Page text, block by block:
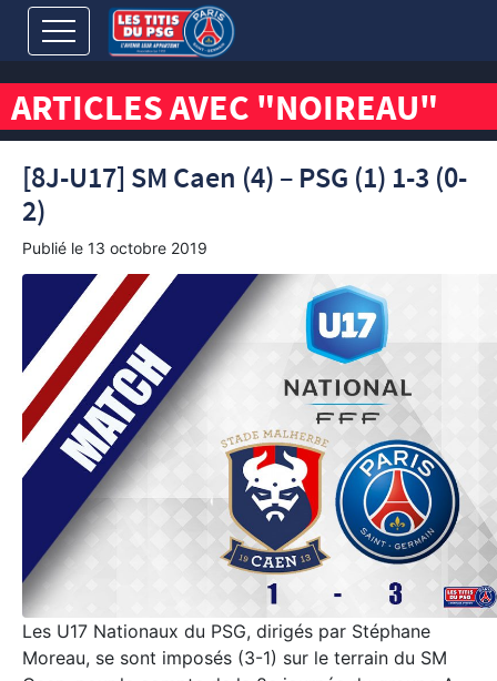
ARTICLES AVEC "NOIREAU"
[8J-U17] SM Caen (4) – PSG (1) 1-3 (0-
2)
Publié le 13 octobre 2019
Les U17 Nationaux du PSG, dirigés par Stéphane
Moreau, se sont imposés (3-1) sur le terrain du SM